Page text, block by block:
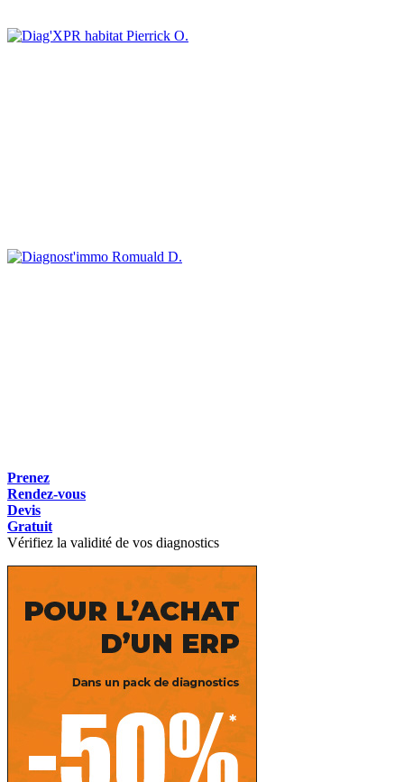
Pierrick O.
Romuald D.
Prenez
Rendez-vous
Devis
Gratuit
Vérifiez la validité de vos diagnostics